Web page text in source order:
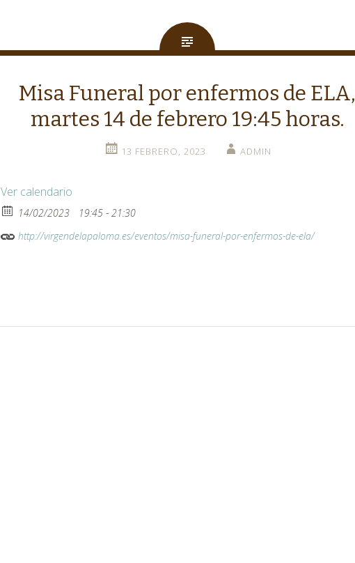
Misa Funeral por enfermos de ELA,
martes 14 de febrero 19:45 horas.
13 FEBRERO, 2023 ADMIN
Ver calendario
14/02/2023
19:45 - 21:30
http://virgendelapaloma.es/eventos/misa-funeral-por-enfermos-de-ela/